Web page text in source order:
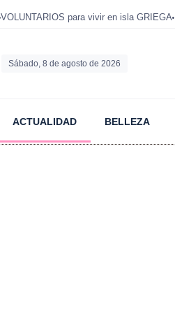
VOLUNTARIOS para vivir en isla GRIEGA
Sábado, 8 de agosto de 2026
ACTUALIDAD BELLEZA